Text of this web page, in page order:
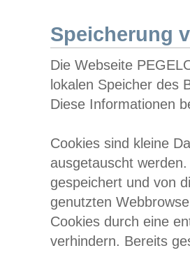
Speicherung
Die Webseite
lokalen Speicher des
Diese Informationen
Cookies sind kleine
ausgetauscht
gespeichert und von
genutzten
Cookies durch eine
verhindern. Bereits